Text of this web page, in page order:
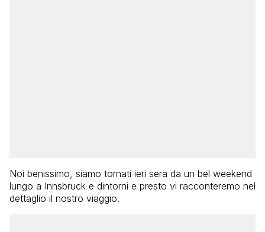
Noi benissimo, siamo tornati ieri sera da un bel weekend
lungo a Innsbruck e dintorni e presto vi racconteremo nel
dettaglio il nostro viaggio.